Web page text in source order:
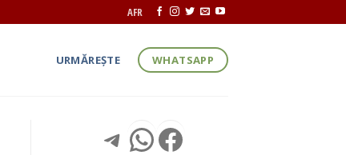
AFR
URMĂREȘTE WHATSAPP
Telegram
WhatsApp